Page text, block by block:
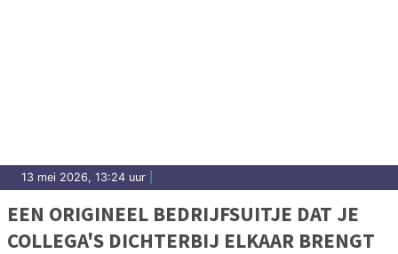
13 mei 2026, 13:24 uur
EEN ORIGINEEL BEDRIJFSUITJE DAT JE
COLLEGA'S DICHTERBIJ ELKAAR BRENGT